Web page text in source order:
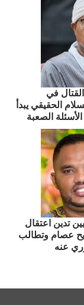
في
الحقيقي يبدأ
الصعبة
تدين اعتقال
عصام وتطالب
عنه